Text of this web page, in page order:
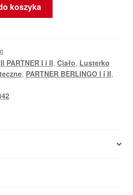
koszyka
PARTNER I i II, Ciało, Lusterko
, PARTNER BERLINGO I i II,